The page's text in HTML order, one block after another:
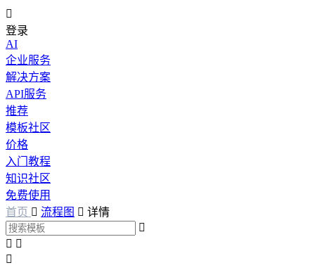

登录
AI
企业服务
解决方案
API服务
推荐
模板社区
价格
入门教程
知识社区
免费使用
首页  流程图  详情

 
